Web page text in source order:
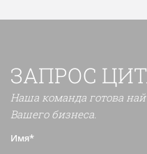
ЗАПРОС
Наша команда готова
Вашего бизнеса.
Имя*